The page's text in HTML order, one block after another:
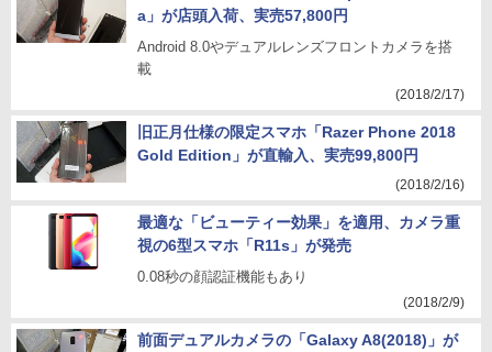
a」が店頭入荷、実売57,800円
Android 8.0やデュアルレンズフロントカメラを搭
載
(2018/2/17)
旧正月仕様の限定スマホ「Razer Phone 2018
Gold Edition」が直輸入、実売99,800円
(2018/2/16)
最適な「ビューティー効果」を適用、カメラ重
視の6型スマホ「R11s」が発売
0.08秒の顔認証機能もあり
(2018/2/9)
前面デュアルカメラの「Galaxy A8(2018)」が